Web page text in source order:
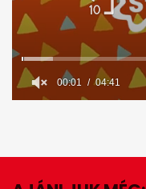
minutes,
seconds
00:02 04:41